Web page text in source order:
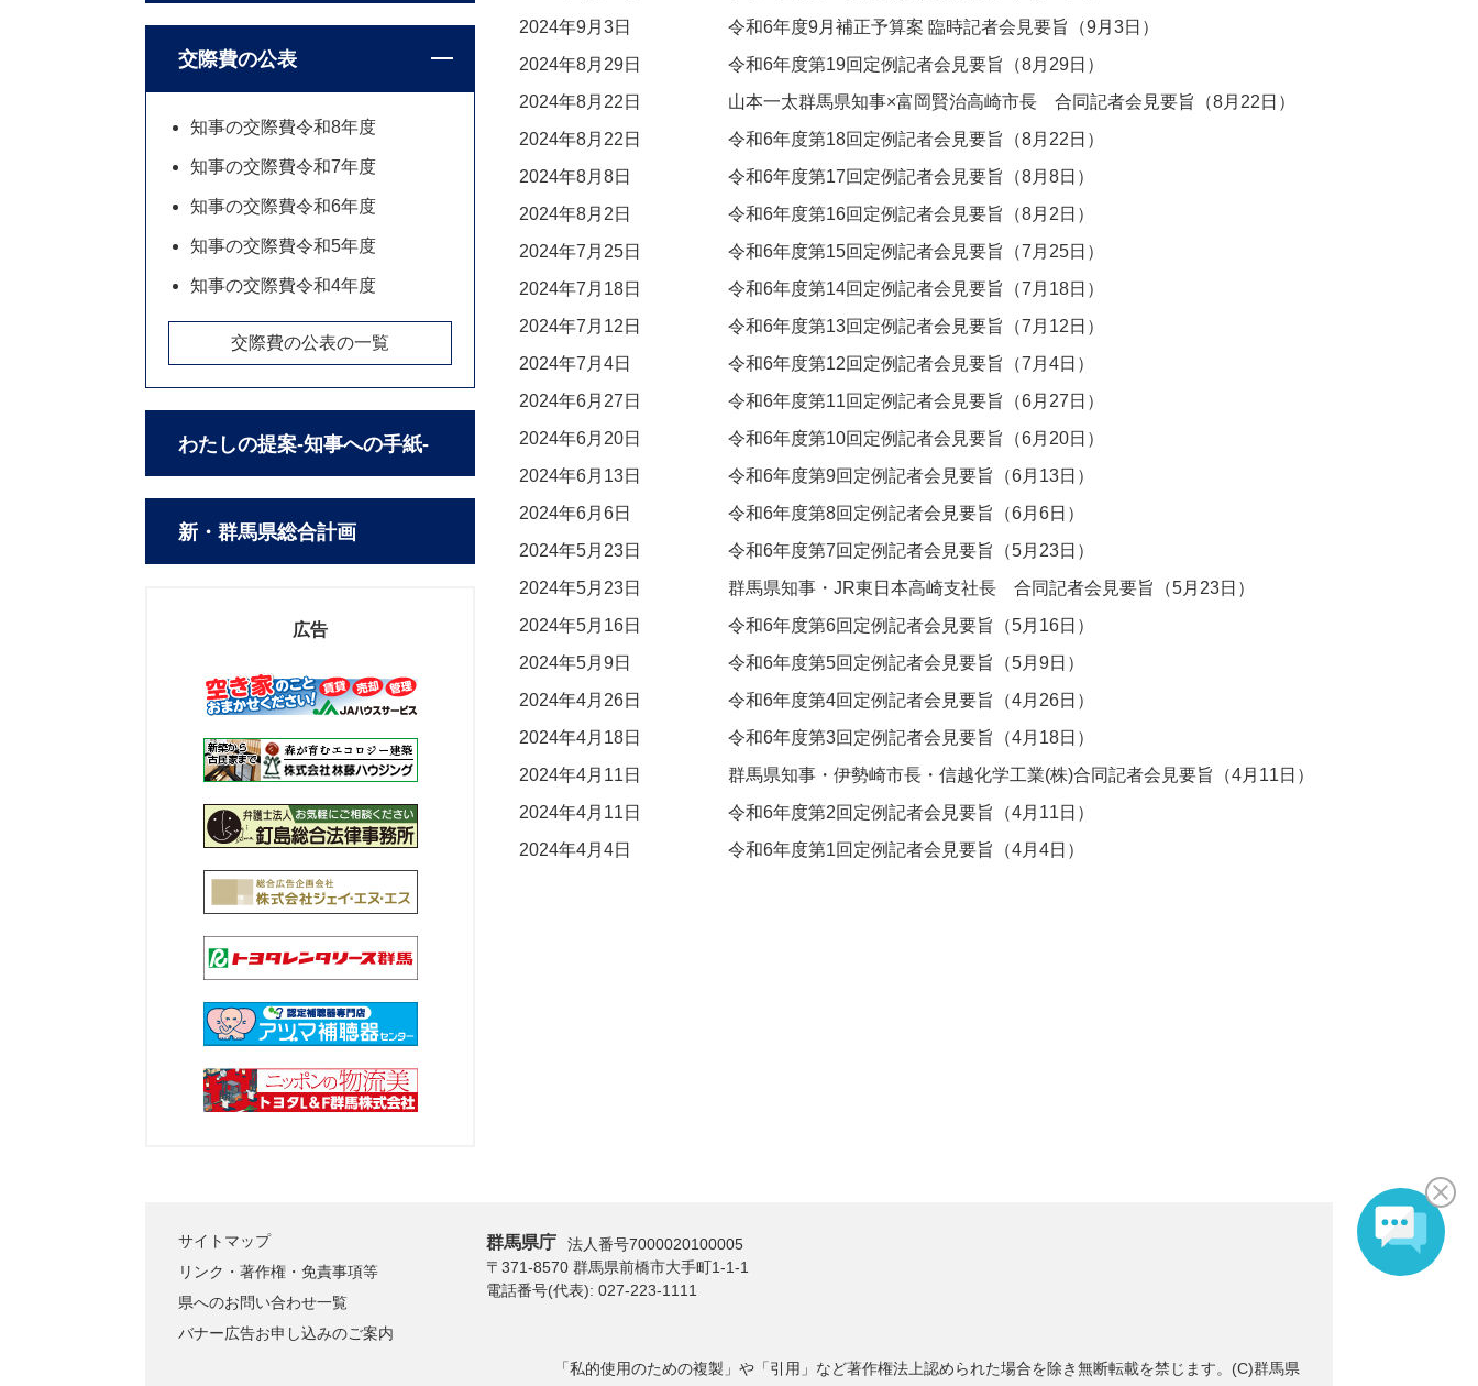
2024年9月3日
令和6年度9月補正予算案 臨時記者会見要旨（9月3日）
2024年8月29日
令和6年度第19回定例記者会見要旨（8月29日）
2024年8月22日
山本一太群馬県知事×富岡賢治高崎市長 合同記者会見要旨（8月22日）
2024年8月22日
令和6年度第18回定例記者会見要旨（8月22日）
2024年8月8日
令和6年度第17回定例記者会見要旨（8月8日）
2024年8月2日
令和6年度第16回定例記者会見要旨（8月2日）
2024年7月25日
令和6年度第15回定例記者会見要旨（7月25日）
2024年7月18日
令和6年度第14回定例記者会見要旨（7月18日）
2024年7月12日
令和6年度第13回定例記者会見要旨（7月12日）
2024年7月4日
令和6年度第12回定例記者会見要旨（7月4日）
2024年6月27日
令和6年度第11回定例記者会見要旨（6月27日）
2024年6月20日
令和6年度第10回定例記者会見要旨（6月20日）
2024年6月13日
令和6年度第9回定例記者会見要旨（6月13日）
2024年6月6日
令和6年度第8回定例記者会見要旨（6月6日）
2024年5月23日
令和6年度第7回定例記者会見要旨（5月23日）
2024年5月23日
群馬県知事・JR東日本高崎支社長 合同記者会見要旨（5月23日）
2024年5月16日
令和6年度第6回定例記者会見要旨（5月16日）
2024年5月9日
令和6年度第5回定例記者会見要旨（5月9日）
2024年4月26日
令和6年度第4回定例記者会見要旨（4月26日）
2024年4月18日
令和6年度第3回定例記者会見要旨（4月18日）
2024年4月11日
群馬県知事・伊勢崎市長・信越化学工業(株)合同記者会見要旨（4月11日）
2024年4月11日
令和6年度第2回定例記者会見要旨（4月11日）
2024年4月4日
令和6年度第1回定例記者会見要旨（4月4日）
交際費の公表
知事の交際費令和8年度
知事の交際費令和7年度
知事の交際費令和6年度
知事の交際費令和5年度
知事の交際費令和4年度
交際費の公表の一覧
わたしの提案-知事への手紙-
新・群馬県総合計画
広告
サイトマップ
リンク・著作権・免責事項等
県へのお問い合わせ一覧
バナー広告お申し込みのご案内
群馬県庁
法人番号7000020100005
〒371-8570 群馬県前橋市大手町1-1-1
電話番号(代表): 027-223-1111
「私的使用のための複製」や「引用」など著作権法上認められた場合を除き無断転載を禁じます。(C)群馬県